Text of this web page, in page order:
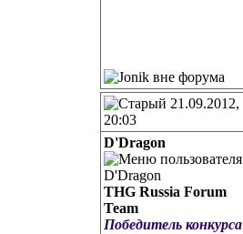
21.09.2012,
20:03
D'Dragon
THG Russia Forum
Team
Победитель конкурса